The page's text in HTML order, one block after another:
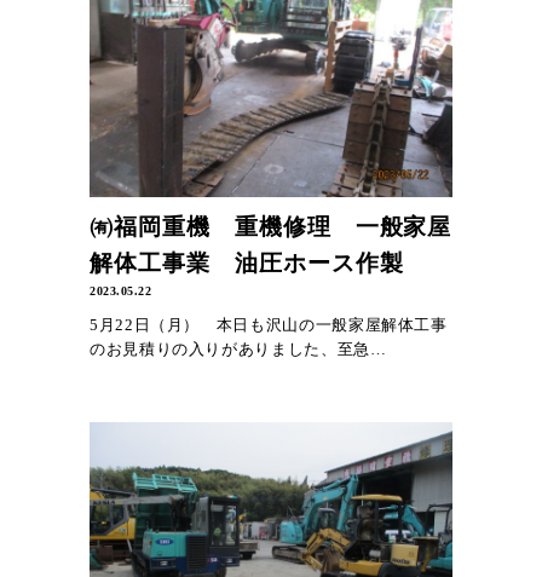
㈲福岡重機 重機修理 一般家屋
解体工事業 油圧ホース作製
2023.05.22
5月22日（月） 本日も沢山の一般家屋解体工事
のお見積りの入りがありました、至急…